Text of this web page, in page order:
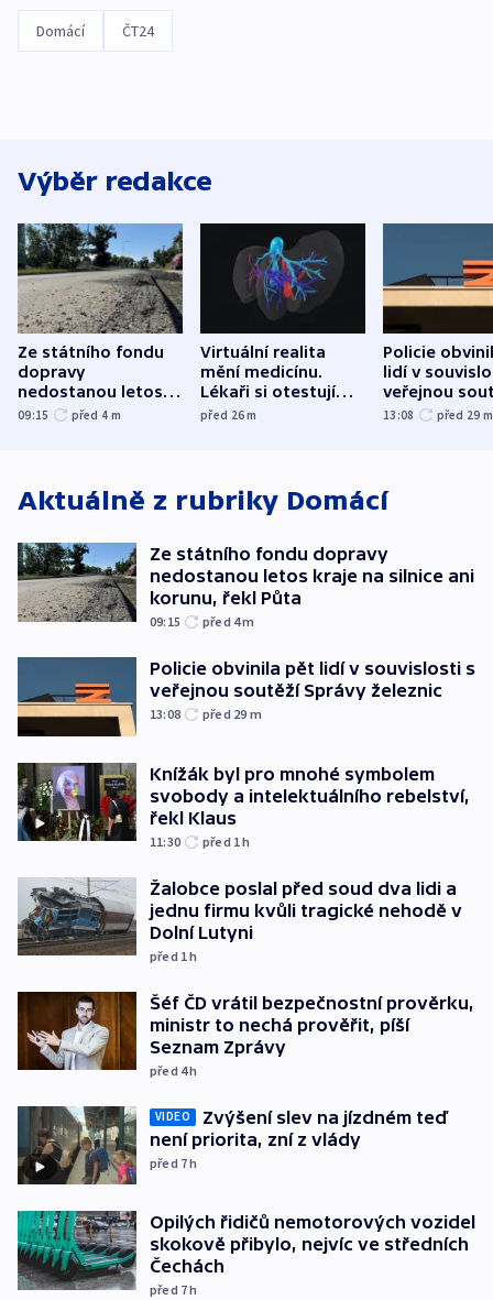
Domácí ČT24
Výběr redakce
Ze státního fondu
dopravy
nedostanou letos
kraje na silnice ani
09:15 před 4 m
Virtuální realita
mění medicínu.
Lékaři si otestují
každý řez, říká
před 26m
Policie
lidí v
veřejnou
Správy
13:08 před 29 m
Aktuálně z rubriky Domácí
Ze státního fondu dopravy
nedostanou letos kraje na silnice ani
korunu, řekl Půta
09:15 před 4m
Policie obvinila pět lidí v souvislosti s
veřejnou soutěží Správy železnic
13:08 před 29 m
Knížák byl pro mnohé symbolem
svobody a intelektuálního rebelství,
řekl Klaus
11:30 před 1h
Žalobce poslal před soud dva lidi a
jednu firmu kvůli tragické nehodě v
Dolní Lutyni
před 1h
Šéf ČD vrátil bezpečnostní prověrku,
ministr to nechá prověřit, píší
Seznam Zprávy
před 4h
VIDEO
Zvýšení slev na jízdném teď
není priorita, zní z vlády
před 7h
Opilých řidičů nemotorových vozidel
skokově přibylo, nejvíc ve středních
Čechách
před 7h